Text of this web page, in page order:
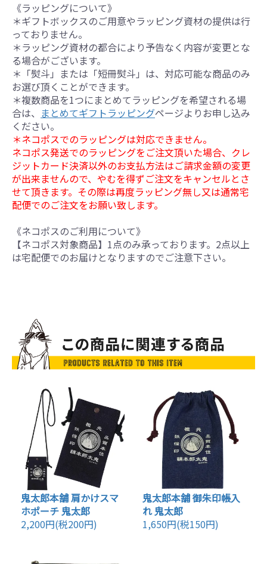
《ラッピングについて》
＊ギフトボックスのご用意やラッピング資材の提供は行
っておりません。
＊ラッピング資材の都合により予告なく内容が変更とな
る場合がございます。
＊「熨斗」または「短冊熨斗」は、対応可能な商品のみ
お選び頂くことができます。
＊複数商品を1つにまとめてラッピングを希望される場
合は、 まとめてギフトラッピングページよりお申し込み
ください。
＊ネコポスでのラッピングは対応できません。
ネコポス発送でのラッピングをご注文頂いた場合、クレ
ジットカード決済以外のお支払方法はご請求金額の変更
が出来ませんので、やむを得ずご注文をキャンセルとさ
せて頂きます。その際は再度ラッピング無し又は通常宅
配便でのご注文をお願い致します。
《ネコポスのご利用について》
【ネコポス対象商品】1点のみ承っております。2点以上
は宅配便でのお届けとなりますのでご注意下さい。
鬼太郎本舗 肩かけスマ
ホポーチ 鬼太郎
2,200円(税200円)
鬼太郎本舗 御朱印帳入
れ 鬼太郎
1,650円(税150円)